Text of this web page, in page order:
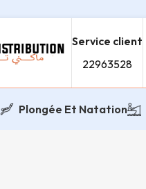
Service client
22963528
Plongée Et Natation